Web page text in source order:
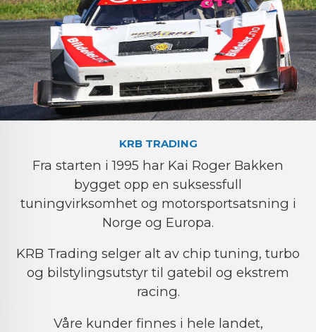
KRB TRADING
Fra starten i 1995 har Kai Roger Bakken
bygget opp en suksessfull
tuningvirksomhet og motorsportsatsning i
Norge og Europa.
KRB Trading selger alt av chip tuning, turbo
og bilstylingsutstyr til gatebil og ekstrem
racing.
Våre kunder finnes i hele landet,